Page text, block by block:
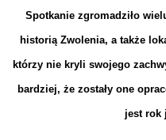
Spotkanie zgromadziło
historią Zwolenia, a także
którzy nie kryli swojego
bardziej, że zostały one
jest rok